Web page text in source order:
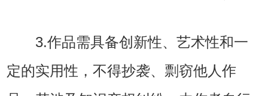
3.作品需具备创新性、艺术性和一
定的实用性，不得抄袭、剽窃他人作